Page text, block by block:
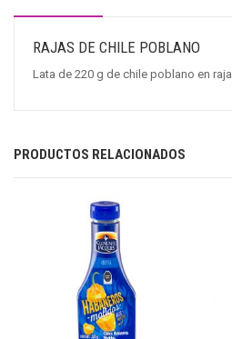
RAJAS DE CHILE POBLANO
Lata de 220 g de chile poblano en
PRODUCTOS RELACIONADOS